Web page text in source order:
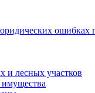
ошибках
и лесных участков